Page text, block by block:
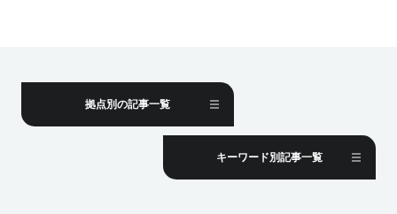
拠点別の記事一覧
キーワード別記事一覧